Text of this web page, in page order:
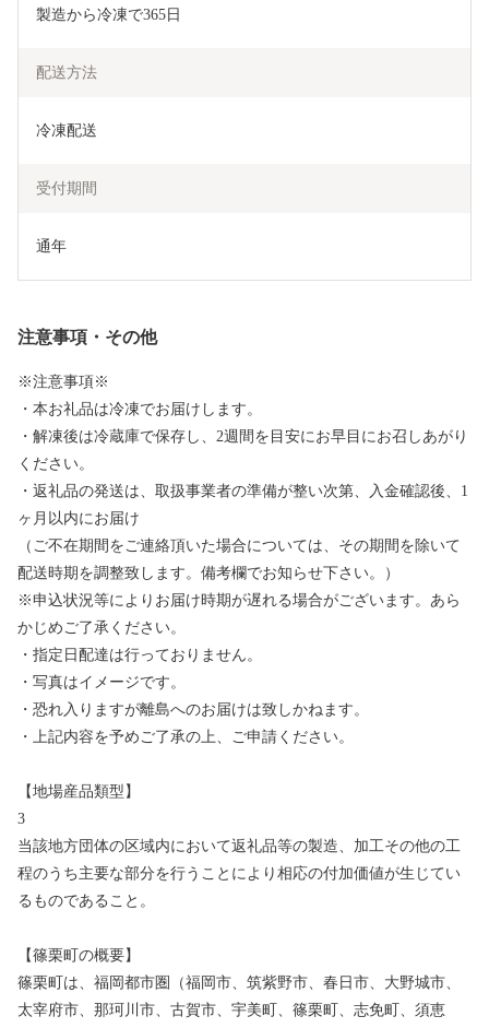
製造から冷凍で365日
配送方法
冷凍配送
受付期間
通年
注意事項・その他
※注意事項※
・本お礼品は冷凍でお届けします。
・解凍後は冷蔵庫で保存し、2週間を目安にお早目にお召しあがり
ください。
・返礼品の発送は、取扱事業者の準備が整い次第、入金確認後、1
ヶ月以内にお届け
（ご不在期間をご連絡頂いた場合については、その期間を除いて
配送時期を調整致します。備考欄でお知らせ下さい。）
※申込状況等によりお届け時期が遅れる場合がございます。あら
かじめご了承ください。
・指定日配達は行っておりません。
・写真はイメージです。
・恐れ入りますが離島へのお届けは致しかねます。
・上記内容を予めご了承の上、ご申請ください。
【地場産品類型】
3
当該地方団体の区域内において返礼品等の製造、加工その他の工
程のうち主要な部分を行うことにより相応の付加価値が生じてい
るものであること。
【篠栗町の概要】
篠栗町は、福岡都市圏（福岡市、筑紫野市、春日市、大野城市、
太宰府市、那珂川市、古賀市、宇美町、篠栗町、志免町、須恵